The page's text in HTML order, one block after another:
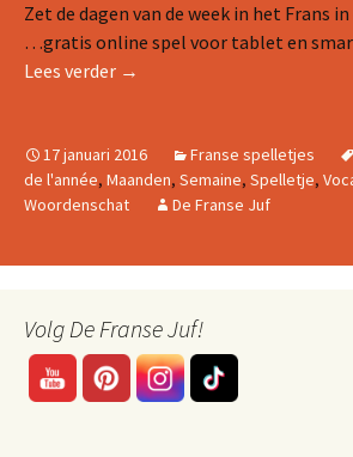
Zet de dagen van de week in het Frans
…gratis online spel voor tablet en
Lees verder Woordenspel: les jours & les
→
17 januari 2016 Franse spelletjes
de l'année, Maanden, Semaine, Spelletje,
Woordenschat
De Franse Juf
Volg De Franse Juf!